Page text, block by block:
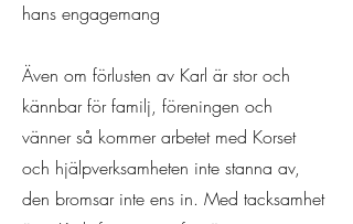
hans engagemang
Även om förlusten av Karl är stor och
kännbar för familj, föreningen och
vänner så kommer arbetet med Korset
och hjälpverksamheten inte stanna av,
den bromsar inte ens in. Med tacksamhet